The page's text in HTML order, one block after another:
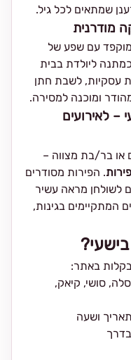
שמתאים לכל גיל.
מודרנית
עם שפע של
ליולדת בבית
עסקיות, לשבת חתן
ומוכנה למסירה.
– לאירועים
או בר/בת מצווה –
. הפירות מסודרים
לשולחן מראה עשיר
המתקיימים בגינות,
באתר:
סושי, קיאק,
ושעה